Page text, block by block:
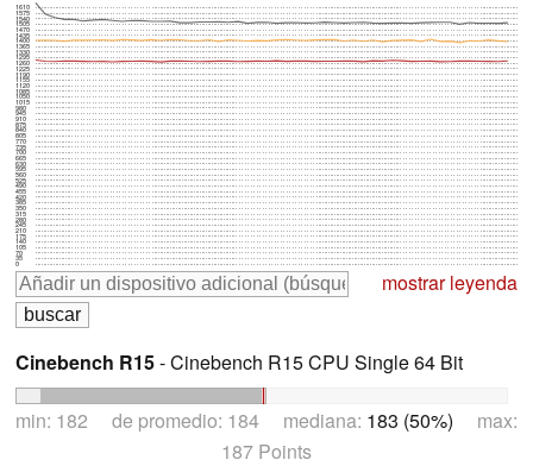
0
35
70
105
140
175
210
245
280
315
350
385
420
455
490
525
560
595
630
665
700
735
770
805
840
875
910
945
980
1015
1050
1085
1120
1155
1190
1225
1260
1295
1330
1365
1400
1435
1470
1505
1540
1575
1610
mostrar leyenda
Cinebench R15- Cinebench R15 CPU Single 64 Bit
min: 182 de promedio: 184 mediana: 183 (50%) max:
187 Points